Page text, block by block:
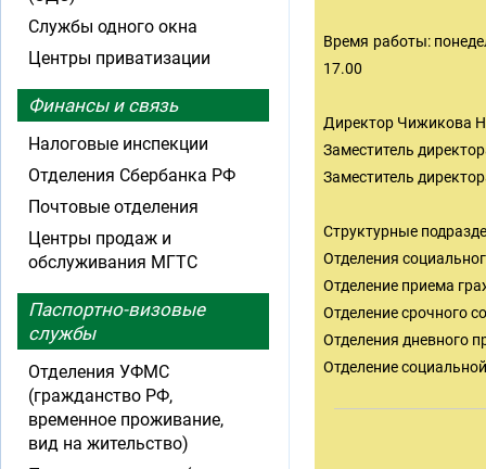
Время работы:
17.00
Директор Чижикова
Заместитель
Заместитель
Структурные
Отделения
Отделение приема
Отделение срочного
Отделения дневного
Отделение
Службы одного окна
Центры приватизации
Финансы и связь
Налоговые инспекции
Отделения Сбербанка РФ
Почтовые отделения
Центры продаж и
обслуживания МГТС
Паспортно-визовые
службы
Отделения УФМС
(гражданство РФ,
временное проживание,
вид на жительство)